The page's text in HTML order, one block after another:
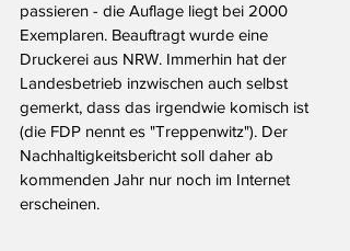
passieren - die Auflage liegt bei 2000
Exemplaren. Beauftragt wurde eine
Druckerei aus NRW. Immerhin hat der
Landesbetrieb inzwischen auch selbst
gemerkt, dass das irgendwie komisch ist
(die FDP nennt es "Treppenwitz"). Der
Nachhaltigkeitsbericht soll daher ab
kommenden Jahr nur noch im Internet
erscheinen.